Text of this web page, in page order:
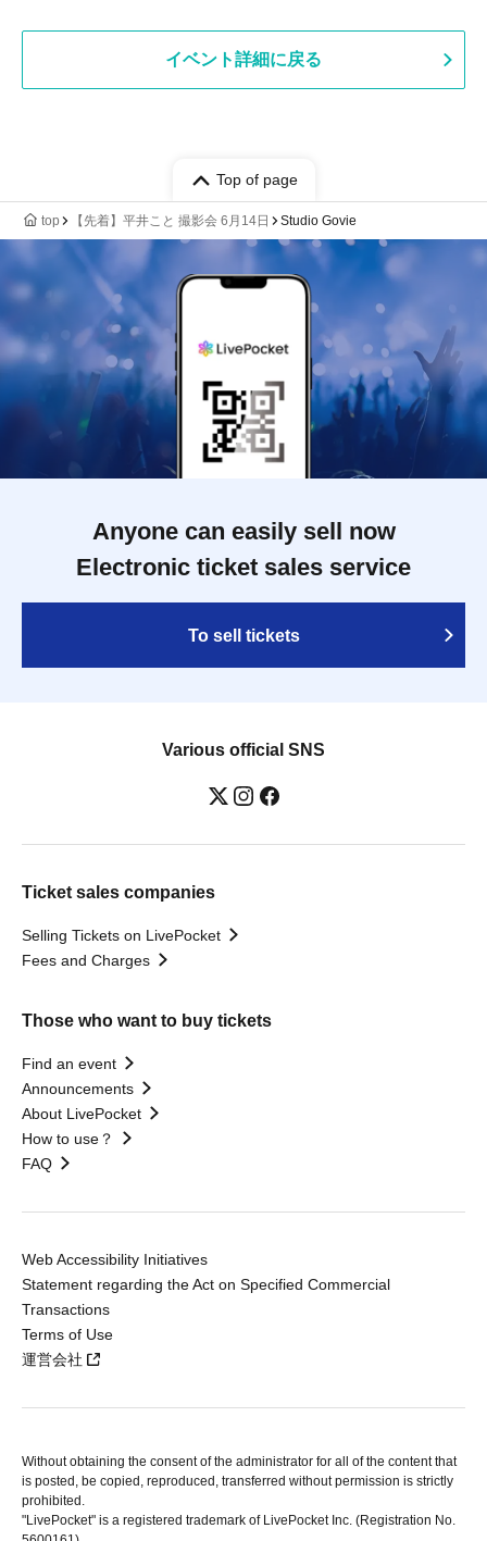
イベント詳細に戻る
Top of page
top 【先着】平井こと 撮影会 6月14日 Studio Govie
Anyone can easily sell now
Electronic ticket sales service
To sell tickets
Various official SNS
Ticket sales companies
Selling Tickets on LivePocket
Fees and Charges
Those who want to buy tickets
Find an event
Announcements
About LivePocket
How to use？
FAQ
Web Accessibility Initiatives
Statement regarding the Act on Specified Commercial
Transactions
Terms of Use
運営会社
Without obtaining the consent of the administrator for all of the content that
is posted, be copied, reproduced, transferred without permission is strictly
prohibited.
"LivePocket" is a registered trademark of LivePocket Inc. (Registration No.